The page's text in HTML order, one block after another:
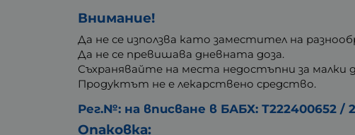
Внимание!
Да не се използва като заместител на
Да не се превишава дневната доза.
Съхранявайте на места недостъпни за малки
Продуктът не е лекарствено средство.
Рег.№: на вписване в БАБХ: Т222400652 /
Опаковка: